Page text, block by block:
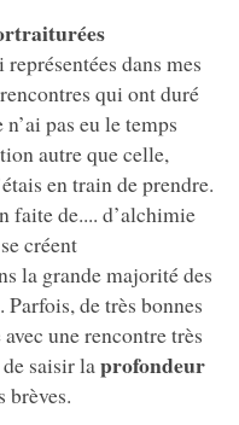
dans mes
qui ont duré
pas eu le temps
autre que celle,
en train de prendre.
faite de.... d’alchimie
créent
la grande majorité des
Parfois, de très bonnes
une rencontre très
saisir la profondeur
brèves.